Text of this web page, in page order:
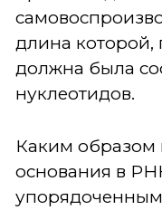
длина которой,
должна была
нуклеотидов.
Каким образом
основания в